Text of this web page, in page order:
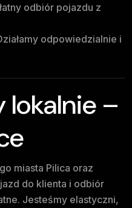
odbiór pojazdu z
odpowiedzialnie i
lokalnie –
miasta Pilica oraz
do klienta i odbiór
Jesteśmy elastyczni,